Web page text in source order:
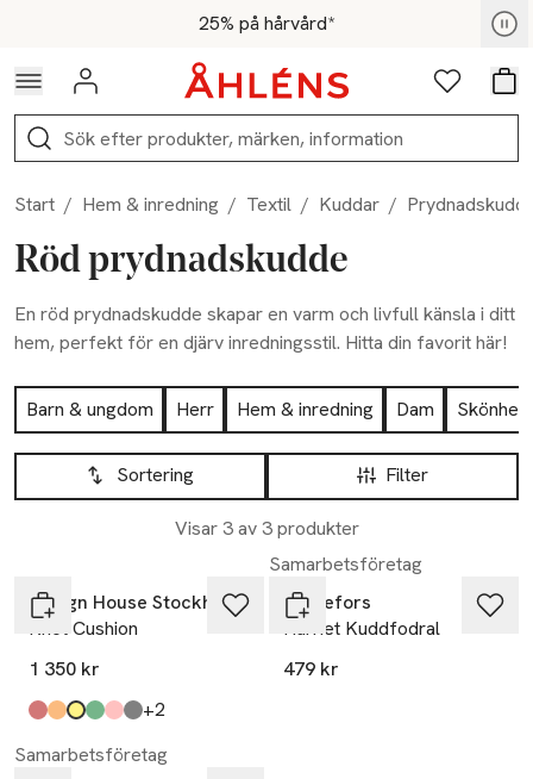
Hoppa till navigationsmenyn25% på hårvård*
För medlemmar - Shoppa nu
Logga in Favoriter
Sök
Start / Hem & inredning / Textil / Kuddar /
Röd prydnadskudde
En röd prydnadskudde skapar en varm och livfull känsla i ditt
hem, perfekt för en djärv inredningsstil. Hitta din favorit här!
Hoppa till produktsidan
Barn & ungdom Herr Hem & inredning Dam
Skönhet
Hoppa till produktsidan
Filter
Sortering
Visar 3 av 3 produkter
Lista över produkter
Design House Stockholm
Knot Cushion
1 350 kr
Produkten finns i färgerna:
Orange Red,
Ochre,
Yellow,
Forest Green,
Dusty Pink,
Grey, +2
Samarbetsföretag
Svanefors
Harriet Kuddfodral
479 kr
Samarbetsföretag